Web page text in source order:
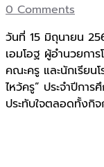
0 Comments
วันที่ 15 มิถุนายน
เอมโอฐ ผู้อำนวยกา
คณะครู และนักเรียน
ไหว้ครู” ประจำปีกา
ประทับใจตลอดทั้งกิจ